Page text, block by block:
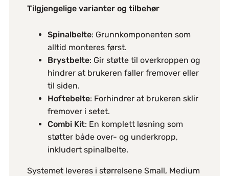
Tilgjengelige varianter og tilbehør
Spinalbelte: Grunnkomponenten som
alltid monteres først.
Brystbelte: Gir støtte til overkroppen og
hindrer at brukeren faller fremover eller
til siden.
Hoftebelte: Forhindrer at brukeren sklir
fremover i setet.
Combi Kit: En komplett løsning som
støtter både over- og underkropp,
inkludert spinalbelte.
Systemet leveres i størrelsene Small, Medium